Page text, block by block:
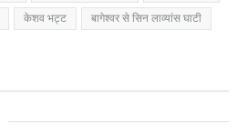
केशव भट्ट बागेश्वर से सिन लाव्यांस घाटी